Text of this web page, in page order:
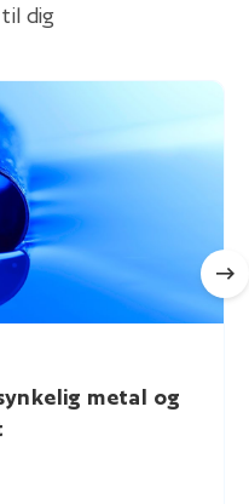
dig
metal og